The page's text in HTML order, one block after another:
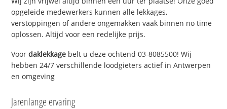
opgeleide medewerkers kunnen alle lekkages,
verstoppingen of andere ongemakken vaak binnen no time
oplossen. Altijd voor een redelijke prijs.
Voordaklekkage belt u deze ochtend 03-8085500! Wij
hebben 24/7 verschillende loodgieters actief in Antwerpen
en omgeving
Jarenlange ervaring